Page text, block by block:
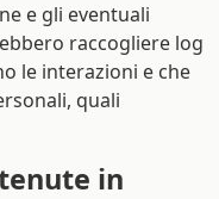
e gli eventuali
raccogliere log
le interazioni e che
quali
in